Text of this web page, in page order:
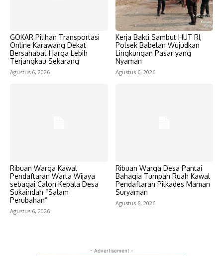
GOKAR Pilihan Transportasi
Online Karawang Dekat
Bersahabat Harga Lebih
Terjangkau Sekarang
Agustus 6, 2026
Kerja Bakti Sambut HUT RI,
Polsek Babelan Wujudkan
Lingkungan Pasar yang
Nyaman
Agustus 6, 2026
Ribuan Warga Kawal
Pendaftaran Warta Wijaya
sebagai Calon Kepala Desa
Sukaindah “Salam
Perubahan”
Agustus 6, 2026
Ribuan Warga Desa Pantai
Bahagia Tumpah Ruah Kawal
Pendaftaran Pilkades Maman
Suryaman
Agustus 6, 2026
- Advertisement -